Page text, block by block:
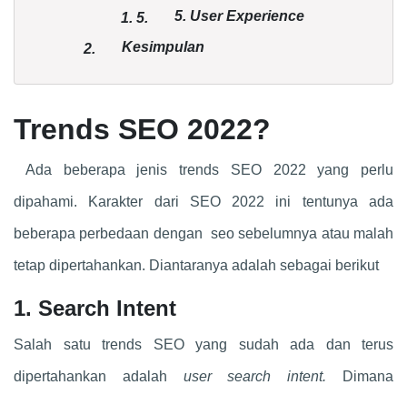
1. 5. 5. User Experience
2. Kesimpulan
Trends SEO 2022?
Ada beberapa jenis trends SEO 2022 yang perlu
dipahami. Karakter dari SEO 2022 ini tentunya ada
beberapa perbedaan dengan seo sebelumnya atau malah
tetap dipertahankan. Diantaranya adalah sebagai berikut
1. Search Intent
Salah satu trends SEO yang sudah ada dan terus
dipertahankan adalah user search intent. Dimana